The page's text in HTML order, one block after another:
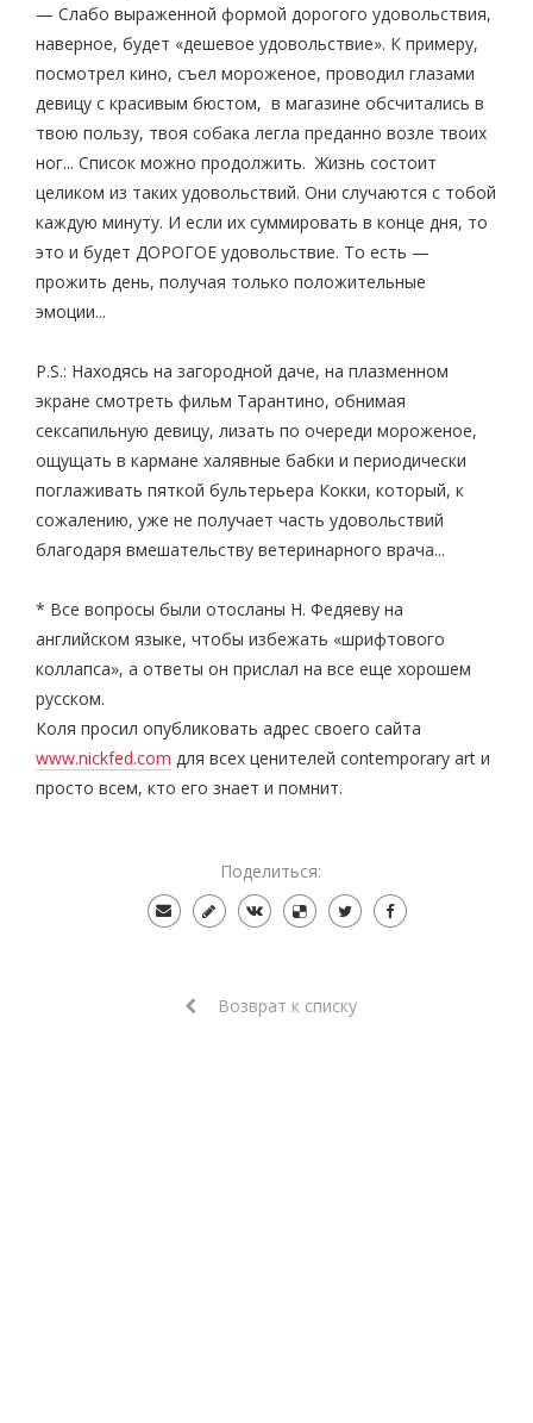
— Слабо выраженной формой дорогого удовольствия,
наверное, будет «дешевое удовольствие». К примеру,
посмотрел кино, съел мороженое, проводил глазами
девицу с красивым бюстом, в магазине обсчитались в
твою пользу, твоя собака легла преданно возле твоих
ног... Список можно продолжить. Жизнь состоит
целиком из таких удовольствий. Они случаются с тобой
каждую минуту. И если их суммировать в конце дня, то
это и будет ДОРОГОЕ удовольствие. То есть —
прожить день, получая только положительные
эмоции...
P.S.: Находясь на загородной даче, на плазменном
экране смотреть фильм Тарантино, обнимая
сексапильную девицу, лизать по очереди мороженое,
ощущать в кармане халявные бабки и периодически
поглаживать пяткой бультерьера Кокки, который, к
сожалению, уже не получает часть удовольствий
благодаря вмешательству ветеринарного врача...
* Все вопросы были отосланы Н. Федяеву на
английском языке, чтобы избежать «шрифтового
коллапса», а ответы он прислал на все еще хорошем
русском.
Коля просил опубликовать адрес своего сайта
www.nickfed.com для всех ценителей contemporary art и
просто всем, кто его знает и помнит.
Поделиться:
Возврат к списку